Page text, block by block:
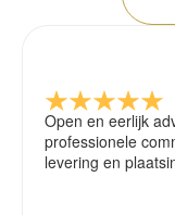
Open en eerlijk
professionele
levering en